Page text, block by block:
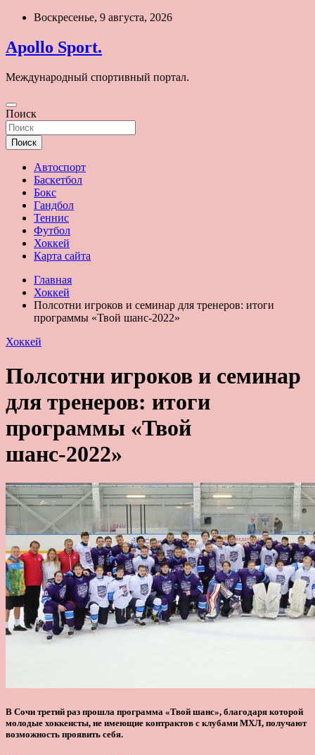
Перейти
содержимому
Воскресенье, 9 августа, 2026
Apollo Sport.
Международный спортивный портал.
Поиск
Поиск
Автоспорт
Баскетбол
Бокс
Гандбол
Теннис
Футбол
Хоккей
Карта сайта
Главная
Хоккей
Полсотни игроков и семинар для тренеров: итоги
программы «Твой шанс-2022»
Хоккей
Полсотни игроков и семинар
для тренеров: итоги
программы «Твой
шанс-2022»
В Сочи третий раз прошла программа «Твой шанс», благодаря которой
молодые хоккеисты, не имеющие контрактов с клубами МХЛ, получают
возможность проявить себя.